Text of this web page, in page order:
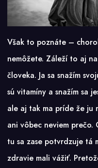
Však to poznáte –
nemôžete. Záleží to aj
človeka. Ja sa snažím
sú vitamíny a snažím sa
ale aj tak ma príde že ju
ani vôbec neviem prečo.
tu sa zase potvrdzuje tá
zdravie mali vážiť.